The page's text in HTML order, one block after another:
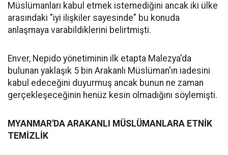
Müslümanları kabul etmek istemediğini ancak iki ülke
arasındaki "iyi ilişkiler sayesinde" bu konuda
anlaşmaya varabildiklerini belirtmişti.
Enver, Nepido yönetiminin ilk etapta Malezya'da
bulunan yaklaşık 5 bin Arakanlı Müslüman'ın iadesini
kabul edeceğini duyurmuş ancak bunun ne zaman
gerçekleşeceğinin henüz kesin olmadığını söylemişti.
MYANMAR'DA ARAKANLI MÜSLÜMANLARA ETNİK
TEMİZLİK